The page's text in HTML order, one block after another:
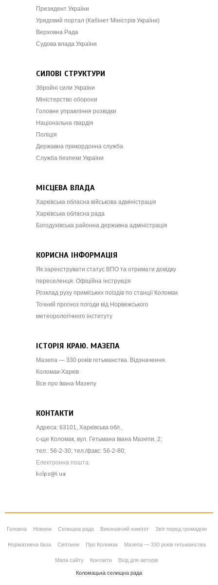
Президент України
Урядовий портал (Кабінет Міністрів України)
Верховна Рада
Судова влада України
СИЛОВІ СТРУКТУРИ
Збройні сили України
Міністерство оборони
Головне управління розвідки
Національна гвардія
Поліція
Державна прикордонна служба
Служба безпеки України
МІСЦЕВА ВЛАДА
Харківська обласна військова адміністрація
Харківська обласна рада
Богодухівська районна державна адміністрація
КОРИСНА ІНФОРМАЦІЯ
Як зареєструвати статус ВПО та отримати довідку
переселенця. Офіційна інструкція
Розклад руху приміських поїздів по станції Коломак
Точний прогноз погоди від Норвежського
метеорологічного інституту
ІСТОРІЯ КРАЮ. МАЗЕПА
Мазепа — 330 років гетьманства. Відзначення.
Коломак-Харків
Все про Івана Мазепу
КОНТАКТИ
Адреса: 63101, Харківська обл.,
с-ще Коломак, вул. Гетьмана Івана Мазепи, 2;
тел.: 56-2-30; тел./факс: 56-2-80;
Електронна пошта:
Головна Новини Селищна рада Виконавчий комітет Звіт перед громадою
Нормативна база Світлини Про Коломак Мазепа — 330 років гетьманства
Мапа сайту Контакти Вхід для авторів
Коломацька селищна рада